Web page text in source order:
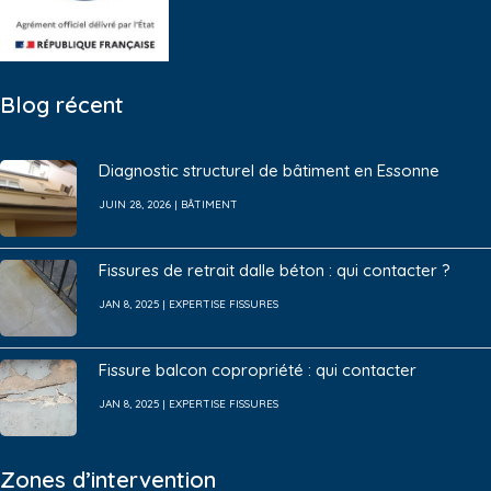
Blog récent
Diagnostic structurel de bâtiment en Essonne
JUIN 28, 2026 | BÂTIMENT
Fissures de retrait dalle béton : qui contacter ?
JAN 8, 2025 | EXPERTISE FISSURES
Fissure balcon copropriété : qui contacter
JAN 8, 2025 | EXPERTISE FISSURES
Zones d’intervention